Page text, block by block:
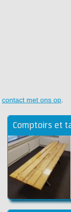
contact met ons op